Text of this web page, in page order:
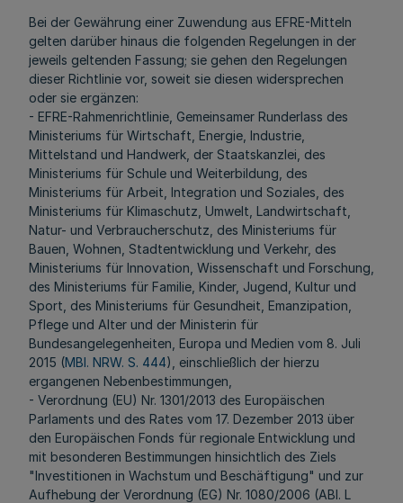
Bei der Gewährung einer Zuwendung aus EFRE-Mitteln
gelten darüber hinaus die folgenden Regelungen in der
jeweils geltenden Fassung; sie gehen den Regelungen
dieser Richtlinie vor, soweit sie diesen widersprechen
oder sie ergänzen:
- EFRE-Rahmenrichtlinie, Gemeinsamer Runderlass des
Ministeriums für Wirtschaft, Energie, Industrie,
Mittelstand und Handwerk, der Staatskanzlei, des
Ministeriums für Schule und Weiterbildung, des
Ministeriums für Arbeit, Integration und Soziales, des
Ministeriums für Klimaschutz, Umwelt, Landwirtschaft,
Natur- und Verbraucherschutz, des Ministeriums für
Bauen, Wohnen, Stadtentwicklung und Verkehr, des
Ministeriums für Innovation, Wissenschaft und Forschung,
des Ministeriums für Familie, Kinder, Jugend, Kultur und
Sport, des Ministeriums für Gesundheit, Emanzipation,
Pflege und Alter und der Ministerin für
Bundesangelegenheiten, Europa und Medien vom 8. Juli
2015 (MBl. NRW. S. 444), einschließlich der hierzu
ergangenen Nebenbestimmungen,
- Verordnung (EU) Nr. 1301/2013 des Europäischen
Parlaments und des Rates vom 17. Dezember 2013 über
den Europäischen Fonds für regionale Entwicklung und
mit besonderen Bestimmungen hinsichtlich des Ziels
"Investitionen in Wachstum und Beschäftigung" und zur
Aufhebung der Verordnung (EG) Nr. 1080/2006 (ABl. L